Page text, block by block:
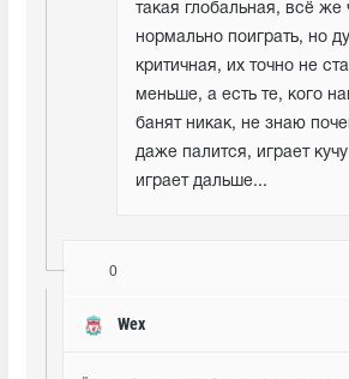
такая глобальная, всё
нормально поиграть, но
критичная, их точно не
меньше, а есть те, кого
банят никак, не знаю
даже палится, играет
играет дальше...
0
Wex